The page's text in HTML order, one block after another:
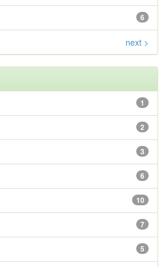
6
next >
1
2
3
6
10
7
5